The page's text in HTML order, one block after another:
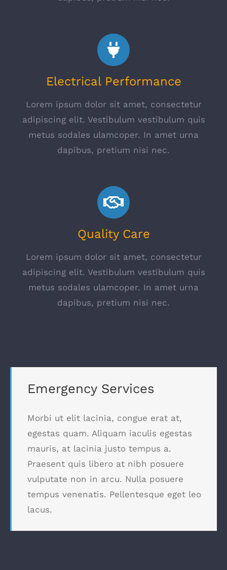
Electrical Performance
Lorem ipsum dolor sit amet, consectetur
adipiscing elit. Vestibulum vestibulum quis
metus sodales ulamcoper. In amet urna
dapibus, pretium nisi nec.
Quality Care
Lorem ipsum dolor sit amet, consectetur
adipiscing elit. Vestibulum vestibulum quis
metus sodales ulamcoper. In amet urna
dapibus, pretium nisi nec.
Emergency Services
Morbi ut elit lacinia, congue erat at,
egestas quam. Aliquam iaculis egestas
mauris, at lacinia justo tempus a.
Praesent quis libero at nibh posuere
vulputate non in arcu. Nulla posuere
tempus venenatis. Pellentesque eget leo
lacus.